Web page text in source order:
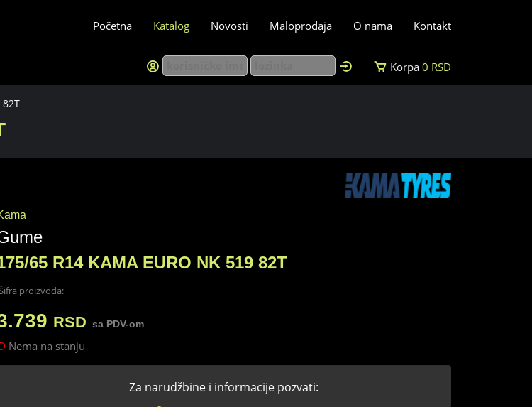
Početna Katalog Novosti Maloprodaja O nama Kontakt
Korpa 0 RSD
82T
65 R14 KAMA EURO NK 519 82T
proizvoda:
RSD sa PDV-om
Nema na stanju
Za narudžbine i informacije pozvati: